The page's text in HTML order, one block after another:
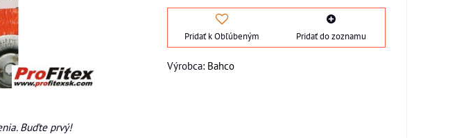
Buďte prvý!
Pridať k Obľúbeným Pridať do zoznamu
Výrobca: Bahco